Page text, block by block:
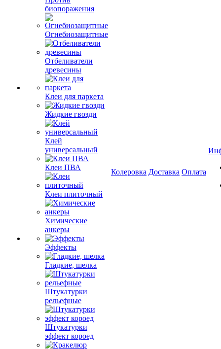
биопоражения
Огнебиозащитные
Отбеливатели
древесины
Клеи для паркета
Жидкие гвозди
Клей
универсальный
Клеи ПВА
Клеи плиточный
Химические
анкеры
Эффекты
Гладкие, шелка
Штукатурки
рельефные
Штукатурки
эффект короед
Колеровка Доставка Оплата